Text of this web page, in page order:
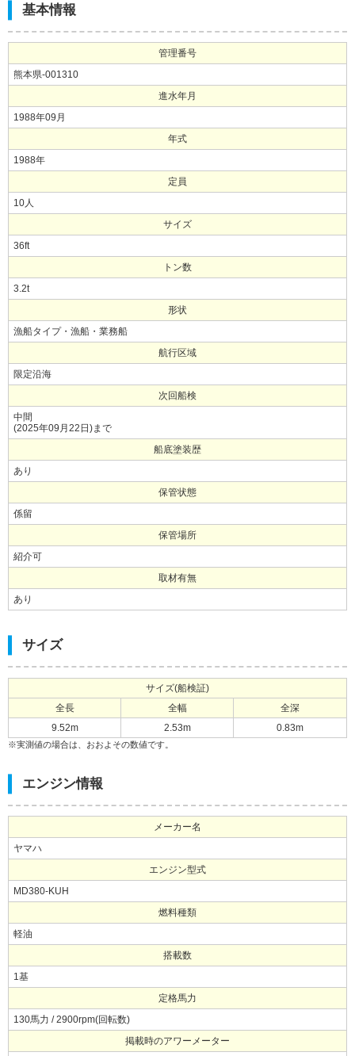
基本情報
管理番号
熊本県-001310
進水年月
1988年09月
年式
1988年
定員
10人
サイズ
36ft
トン数
3.2t
形状
漁船タイプ・漁船・業務船
航行区域
限定沿海
次回船検
中間
(2025年09月22日)まで
船底塗装歴
あり
保管状態
係留
保管場所
紹介可
取材有無
あり
サイズ
サイズ(船検証)
全長
全幅
全深
9.52m
2.53m 0.83m
※実測値の場合は、おおよその数値です。
エンジン情報
メーカー名
ヤマハ
エンジン型式
MD380-KUH
燃料種類
軽油
搭載数
1基
定格馬力
130馬力 / 2900rpm(回転数)
掲載時のアワーメーター